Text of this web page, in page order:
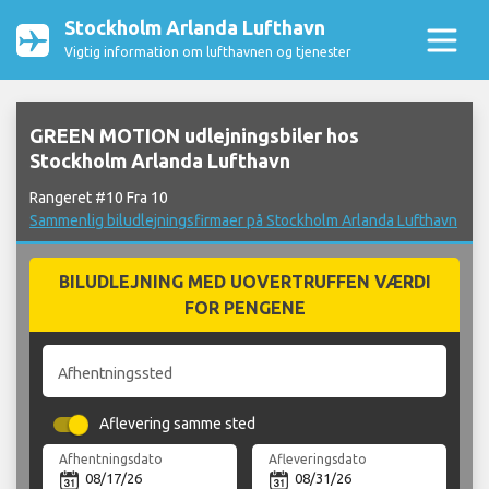
Stockholm Arlanda Lufthavn
Vigtig information om lufthavnen og tjenester
GREEN MOTION udlejningsbiler hos
Stockholm Arlanda Lufthavn
Rangeret #10 Fra 10
Sammenlig biludlejningsfirmaer på Stockholm Arlanda Lufthavn
BILUDLEJNING MED UOVERTRUFFEN VÆRDI
FOR PENGENE
Afhentningssted
Aflevering samme sted
Afhentningsdato Afleveringsdato